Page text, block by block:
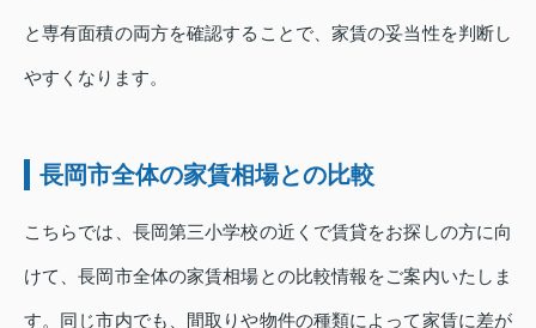
と専有面積の両方を確認することで、家賃の妥当性を判断し
やすくなります。
長岡市全体の家賃相場との比較
こちらでは、長岡第三小学校の近くで賃貸をお探しの方に向
けて、長岡市全体の家賃相場との比較情報をご案内いたしま
す。同じ市内でも、間取りや物件の種類によって家賃に差が